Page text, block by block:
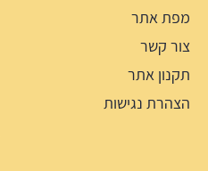
מפת אתר
צור קשר
תקנון אתר
הצהרת נגישות